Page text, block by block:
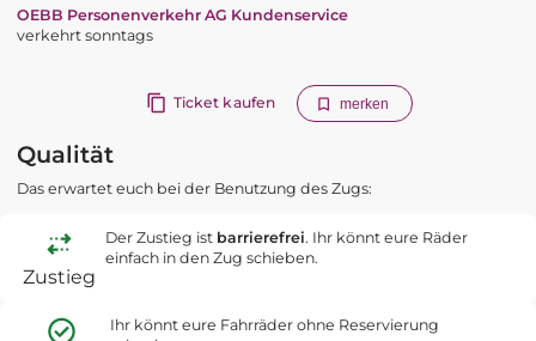
OEBB Personenverkehr AG Kundenservice
verkehrt sonntags
Ticket kaufen merken
Qualität
Das erwartet euch bei der Benutzung des Zugs:
Zustieg
Der Zustieg ist barrierefrei. Ihr könnt eure Räder
einfach in den Zug schieben.
Ihr könnt eure Fahrräder ohne Reservierung